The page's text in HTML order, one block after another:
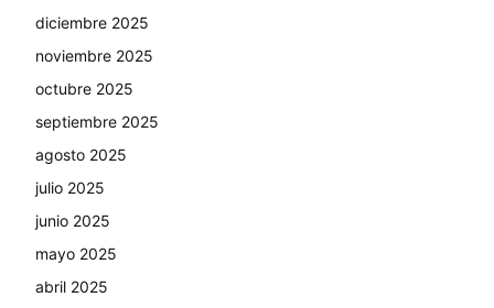
diciembre 2025
noviembre 2025
octubre 2025
septiembre 2025
agosto 2025
julio 2025
junio 2025
mayo 2025
abril 2025